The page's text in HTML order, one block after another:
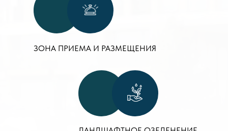
ЗОНА ПРИЕМА И РАЗМЕЩЕНИЯ